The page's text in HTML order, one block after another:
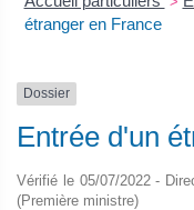
étranger en France
Dossier
Entrée d'un
Vérifié le 05/07/2022 -
(Première ministre)